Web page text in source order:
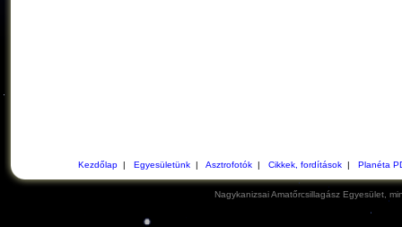
Kezdőlap| Egyesületünk| Asztrofotók| Cikkek, fordítások| Planéta
Nagykanizsai Amatőrcsillagász Egyesület,